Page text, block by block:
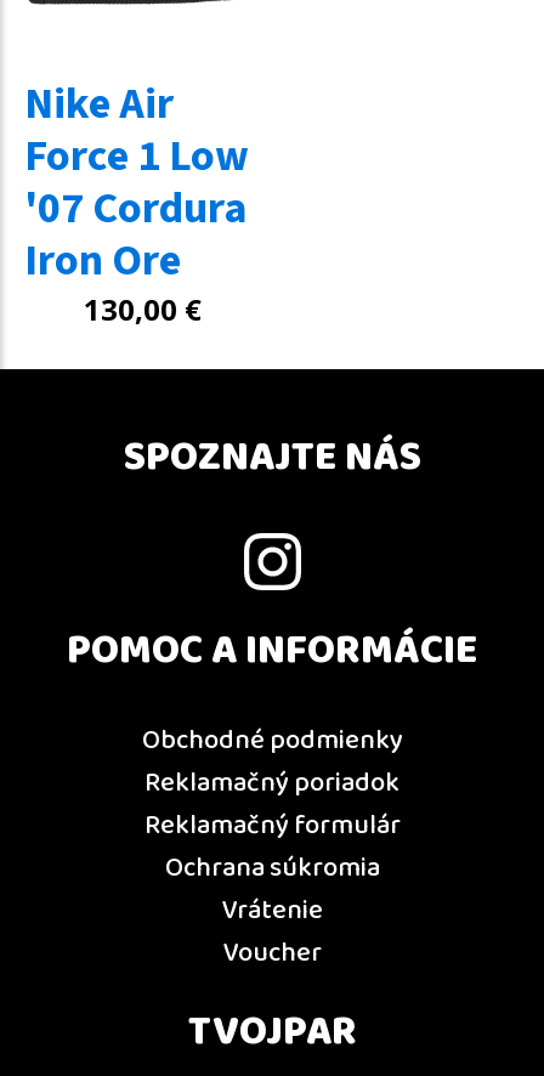
Nike Air
Force 1 Low
'07 Cordura
Iron Ore
130,00 €
SPOZNAJTE NÁS
POMOC A INFORMÁCIE
Obchodné podmienky
Reklamačný poriadok
Reklamačný formulár
Ochrana súkromia
Vrátenie
Voucher
TVOJPAR